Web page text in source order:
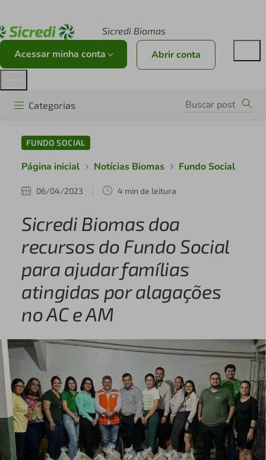
Sicredi Biomas
Acessar minha conta Abrir conta
Categorias
FUNDO SOCIAL
Página inicial Notícias Biomas Fundo Social
06/04/2023 4 min de leitura
Sicredi Biomas doa
recursos do Fundo Social
para ajudar famílias
atingidas por alagações
no AC e AM